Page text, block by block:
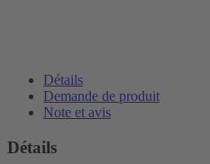
Détails
Demande de produit
Note et avis
Détails